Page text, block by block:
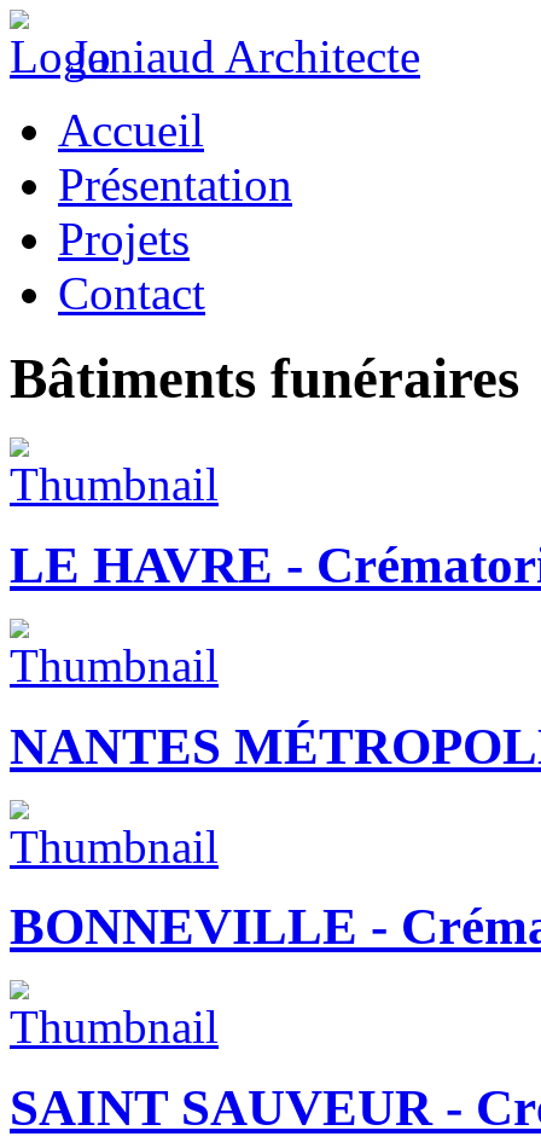
Janiaud Architecte
Accueil
Présentation
Projets
Contact
Bâtiments funéraires
LE HAVRE -
NANTES
BONNEVILLE -
SAINT SAUVEUR -